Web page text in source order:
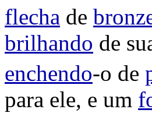
flecha de
brilhando de
enchendo-o de
para ele, e um